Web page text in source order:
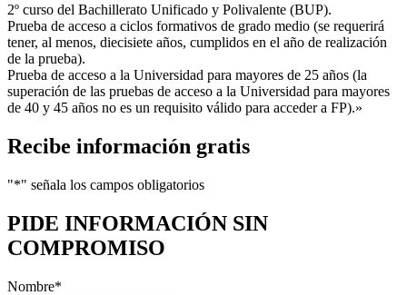
2º curso del Bachillerato Unificado y Polivalente (BUP).
Prueba de acceso a ciclos formativos de grado medio (se requerirá
tener, al menos, diecisiete años, cumplidos en el año de realización
de la prueba).
Prueba de acceso a la Universidad para mayores de 25 años (la
superación de las pruebas de acceso a la Universidad para mayores
de 40 y 45 años no es un requisito válido para acceder a FP).»
Recibe información gratis
"*" señala los campos obligatorios
PIDE INFORMACIÓN SIN
COMPROMISO
Nombre*